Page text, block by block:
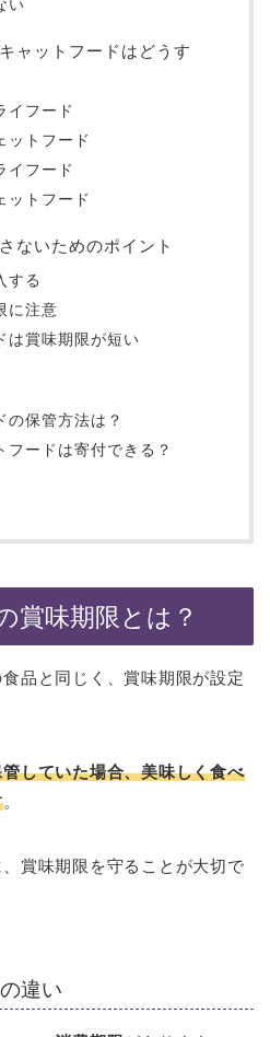
い
ャットフードはどうす
イフード
ットフード
イフード
ットフード
ないためのポイント
する
に注意
は賞味期限が短い
の保管方法は？
フードは寄付できる？
賞味期限とは？
品と同じく、賞味期限が設定
していた場合、美味しく食べ
。
賞味期限を守ることが大切で
違い